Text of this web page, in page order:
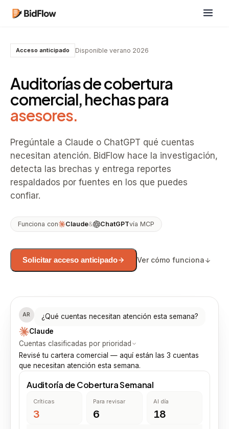
Acceso anticipado Disponible verano 2026
Auditorías de cobertura
comercial, hechas para
asesores.
Pregúntale a Claude o ChatGPT qué cuentas
necesitan atención. BidFlow hace la investigación,
detecta las brechas y entrega reportes
respaldados por fuentes en los que puedes
confiar.
Funciona con Claude& ChatGPTvía MCP
Solicitar acceso anticipado Ver cómo funciona
AR
¿Qué cuentas necesitan atención esta semana?
Claude
Cuentas clasificadas por prioridad
Revisé tu cartera comercial — aquí están las 3 cuentas
que necesitan atención esta semana.
Auditoría de Cobertura Semanal
Críticas
3
Para revisar
6
Al día
18